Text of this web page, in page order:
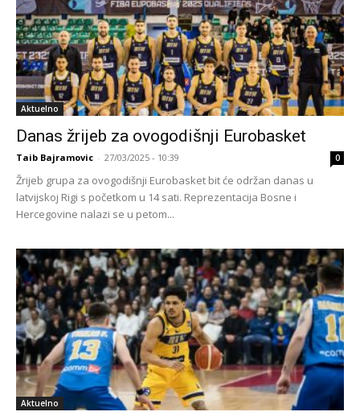
Aktuelno
Danas žrijeb za ovogodišnji Eurobasket
Taib Bajramovic - 27/03/2025 - 10:39 0
Žrijeb grupa za ovogodišnji Eurobasket bit će održan danas u
latvijskoj Rigi s početkom u 14 sati. Reprezentacija Bosne i
Hercegovine nalazi se u petom...
Aktuelno